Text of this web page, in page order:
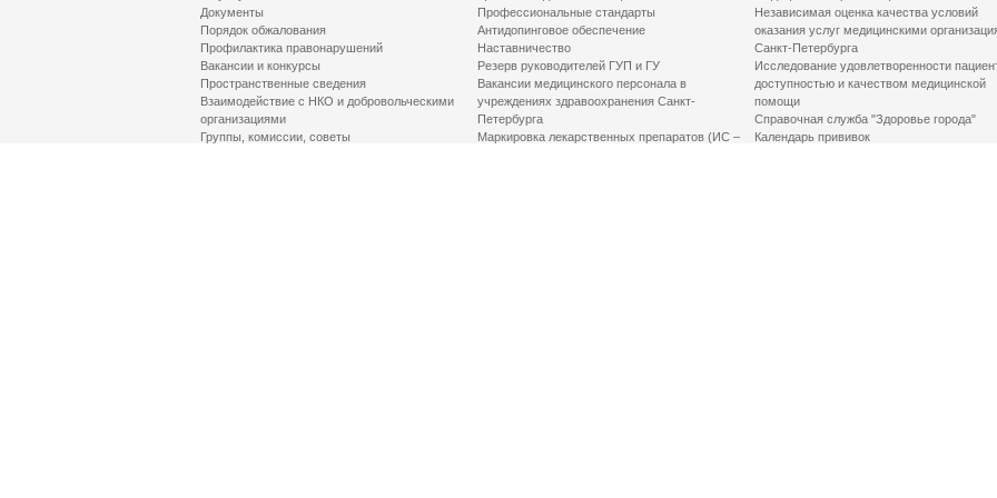
Документы
Порядок обжалования
Профилактика правонарушений
Вакансии и конкурсы
Пространственные сведения
Взаимодействие с НКО и добровольческими
организациями
Группы, комиссии, советы
Профессиональные стандарты
Антидопинговое обеспечение
Наставничество
Резерв руководителей ГУП и ГУ
Вакансии медицинского персонала в
учреждениях здравоохранения Санкт-
Петербурга
Маркировка лекарственных препаратов (ИС –
Независимая оценка качества условий
оказания услуг медицинскими
Санкт-Петербурга
Исследование удовлетворенности
доступностью и качеством медицинской
помощи
Справочная служба "Здоровье города"
Календарь прививок